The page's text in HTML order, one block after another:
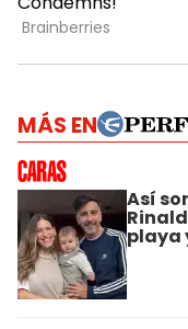
MÁS EN
Así
playa